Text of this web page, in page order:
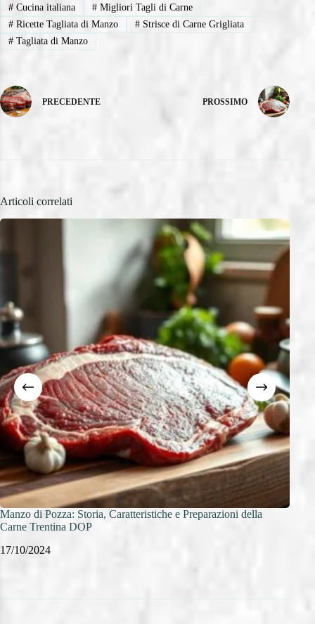
#Cucina italiana #Migliori Tagli di Carne
#Ricette Tagliata di Manzo #Strisce di Carne Grigliata
#Tagliata di Manzo
PRECEDENTE PROSSIMO
Articoli correlati
Manzo di Pozza: Storia, Caratteristiche e Preparazioni della
Carne Trentina DOP
17/10/2024